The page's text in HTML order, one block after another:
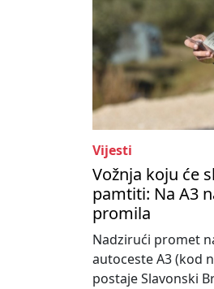
Vijesti
Vožnja koju će
pamtiti: Na A3
promila
Nadzirući promet
autoceste A3 (kod
postaje Slavonski